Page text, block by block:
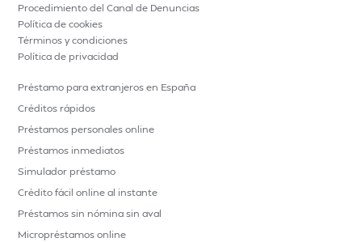
Procedimiento del Canal de Denuncias
Política de cookies
Términos y condiciones
Política de privacidad
Préstamo para extranjeros en España
Créditos rápidos
Préstamos personales online
Préstamos inmediatos
Simulador préstamo
Crédito fácil online al instante
Préstamos sin nómina sin aval
Micropréstamos online